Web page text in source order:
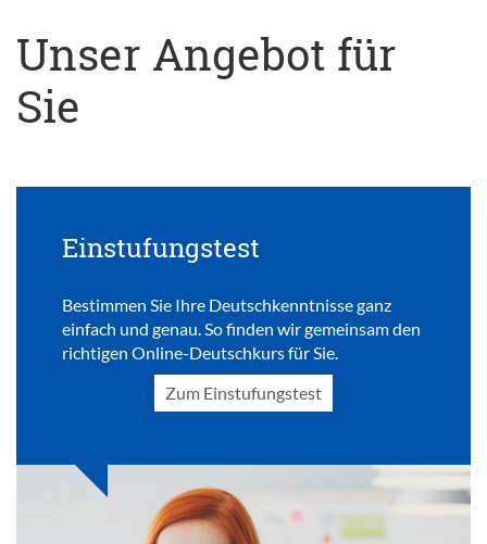
Unser Angebot für
Sie
Einstufungstest
Bestimmen Sie Ihre Deutschkenntnisse ganz
einfach und genau. So finden wir gemeinsam den
richtigen Online-Deutschkurs für Sie.
Zum Einstufungstest